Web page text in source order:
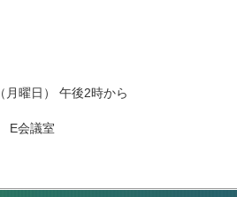
曜日） 午後2時から
会議室